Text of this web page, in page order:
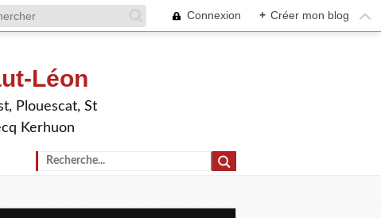
Connexion + Créer mon blog
Léon
Plouescat, St
Kerhuon